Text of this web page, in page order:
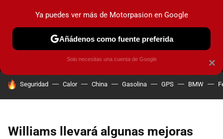
MENÚ NUEVO
COCHES ELÉCTRICOS OBSERVATORIO
HOY SE HABLA DE
Seguridad Calor China Gasolina GPS BMW
Williams llevará algunas mejoras
×
Ya puedes ver más de Motorpasion en Google
Añádenos como fuente preferida
Solo necesitas una cuenta de Google